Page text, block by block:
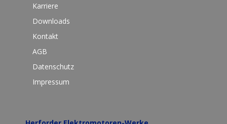
Karriere
Downloads
Kontakt
AGB
Datenschutz
Impressum